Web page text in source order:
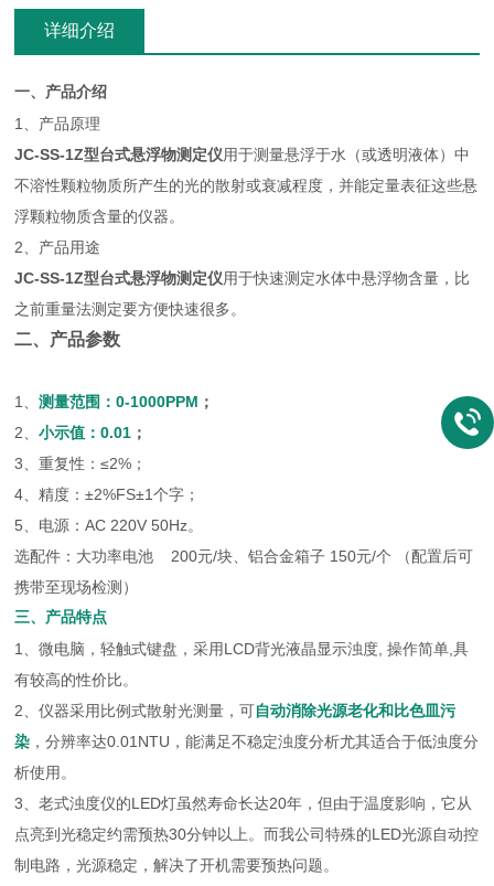
详细介绍
一、产品介绍
1、产品原理
JC-SS-1Z型台式悬浮物测定仪用于测量悬浮于水（或透明液体）中
不溶性颗粒物质所产生的光的散射或衰减程度，并能定量表征这些悬
浮颗粒物质含量的仪器。
2、产品用途
JC-SS-1Z型台式悬浮物测定仪用于快速测定水体中悬浮物含量，比
之前重量法测定要方便快速很多。
二、产品参数
1、测量范围：0-1000PPM ；
2、小示值：0.01 ；
3、重复性：≤2%；
4、精度：±2%FS±1个字；
5、电源：AC 220V 50Hz。
选配件：大功率电池 200元/块、铝合金箱子 150元/个 （配置后可
携带至现场检测）
三、产品特点
1、微电脑，轻触式键盘，采用LCD背光液晶显示浊度, 操作简单,具
有较高的性价比。
2、仪器采用比例式散射光测量，可自动消除光源老化和比色皿污
染 ，分辨率达0.01NTU，能满足不稳定浊度分析尤其适合于低浊度分
析使用。
3、老式浊度仪的LED灯虽然寿命长达20年，但由于温度影响，它从
点亮到光稳定约需预热30分钟以上。而我公司特殊的LED光源自动控
制电路，光源稳定，解决了开机需要预热问题。